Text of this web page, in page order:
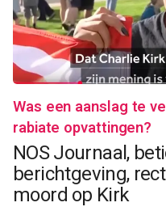
Was een aanslag te
rabiate opvattingen?
NOS Journaal,
berichtgeving,
moord op Kirk